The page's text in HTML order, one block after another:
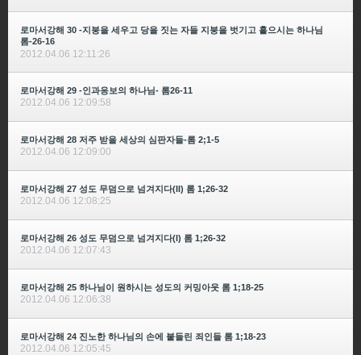
로마서강해 30 -지붕을 세우고 당을 짓는 자들 지붕을 벗기고 흩으시는 하나님
롬-26-16
2012.04.06 12:11:26
로마서강해 29 -인과응보의 하나님- 롬26-11
2012.04.06 12:09:58
로마서강해 28 저주 받을 세상의 심판자들-롬 2;1-5
2012.04.06 12:09:00
로마서강해 27 성도 무덤으로 넘겨지다(II) 롬 1;26-32
2012.04.06 12:08:25
로마서강해 26 성도 무덤으로 넘겨지다(I) 롬 1;26-32
2012.04.06 12:07:43
로마서강해 25 하나님이 원하시는 성도의 커밍아웃 롬 1;18-25
2012.04.06 12:06:38
로마서강해 24 진노한 하나님의 손에 붙들린 죄인들 롬 1;18-23
2012.04.06 12:05:45